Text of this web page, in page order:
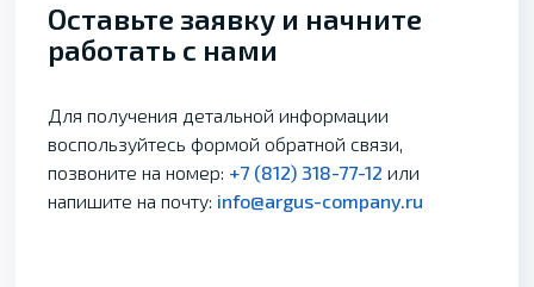
Оставьте заявку и начните
работать с нами
Для получения детальной информации
воспользуйтесь формой обратной связи,
позвоните на номер: +7 (812) 318-77-12 или
напишите на почту: info@argus-company.ru